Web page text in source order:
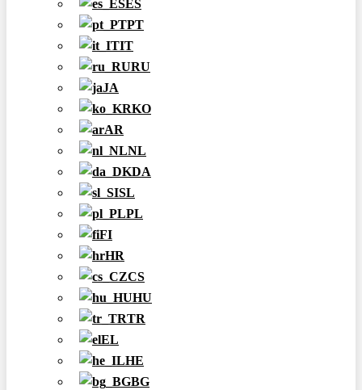
ES
PT
IT
RU
JA
KO
AR
NL
DA
SL
PL
FI
HR
CS
HU
TR
EL
HE
BG